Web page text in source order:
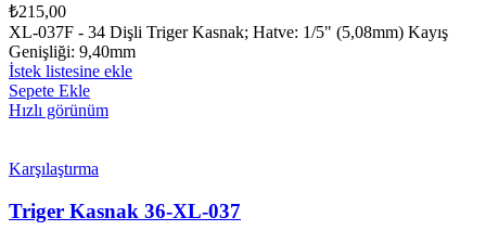
₺215,00
XL-037F - 34 Dişli Triger Kasnak; Hatve: 1/5" (5,08mm) Kayış
Genişliği: 9,40mm
İstek listesine ekle
Sepete Ekle
Hızlı görünüm
Karşılaştırma
Triger Kasnak 36-XL-037